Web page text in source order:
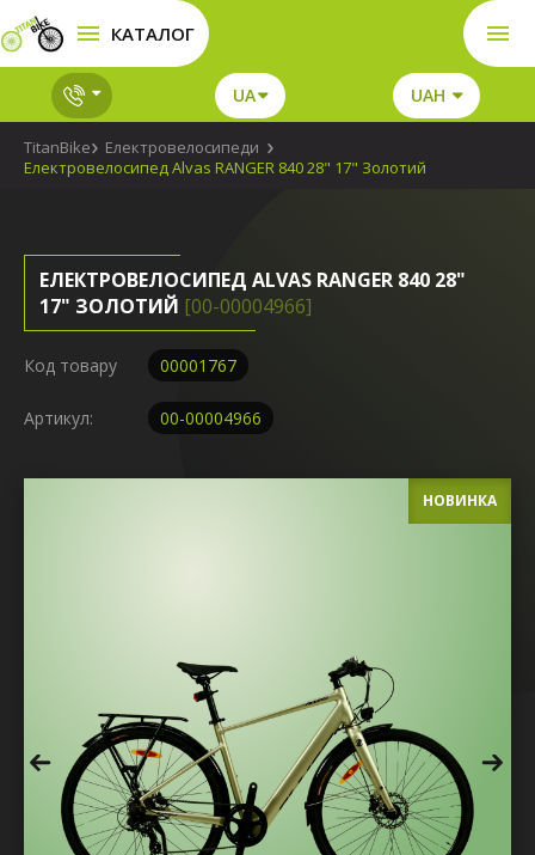
КАТАЛОГ
UA UAH
TitanBike
Електровелосипеди
Електровелосипед Alvas RANGER 840 28" 17" Золотий
ЕЛЕКТРОВЕЛОСИПЕД ALVAS RANGER 840 28"
17" ЗОЛОТИЙ [00-00004966]
Код товару 00001767
Артикул: 00-00004966
НОВИНКА